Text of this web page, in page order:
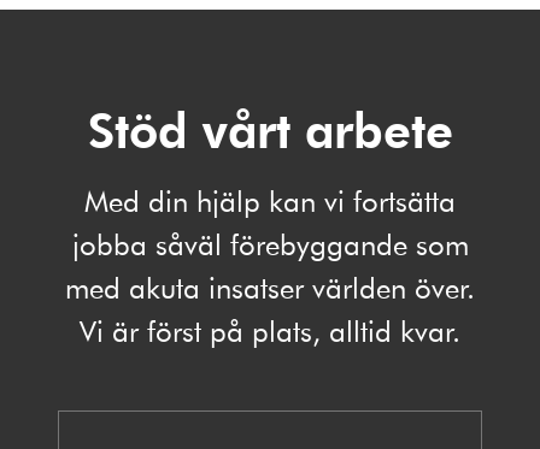
Stöd vårt arbete
Med din hjälp kan vi fortsätta
jobba såväl förebyggande som
med akuta insatser världen över.
Vi är först på plats, alltid kvar.